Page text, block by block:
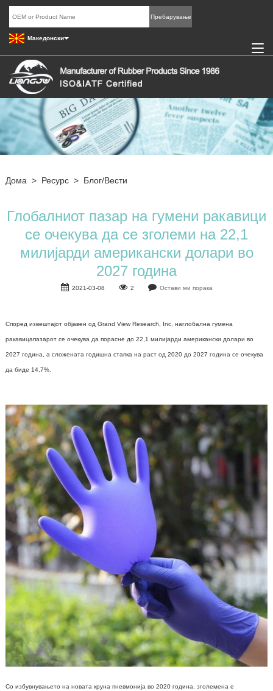
Македонски
Дома > Ресурс > Блог/Вести
Глобалниот пазар на гумени ракавици
се очекува да се зголеми на 22,1
милијарди американски долари во
2027 година
2021-03-08 2 Остави ми порака
Според извештајот објавен од Grand View Research, Inc, наглобална гумена
ракавицапазарот се очекува да порасне до 22,1 милијарди американски долари во
2027 година, а сложената годишна стапка на раст од 2020 до 2027 година се очекува
да биде 14,7%.
Со избувнувањето на новата круна пневмонија во 2020 година, зголемена е